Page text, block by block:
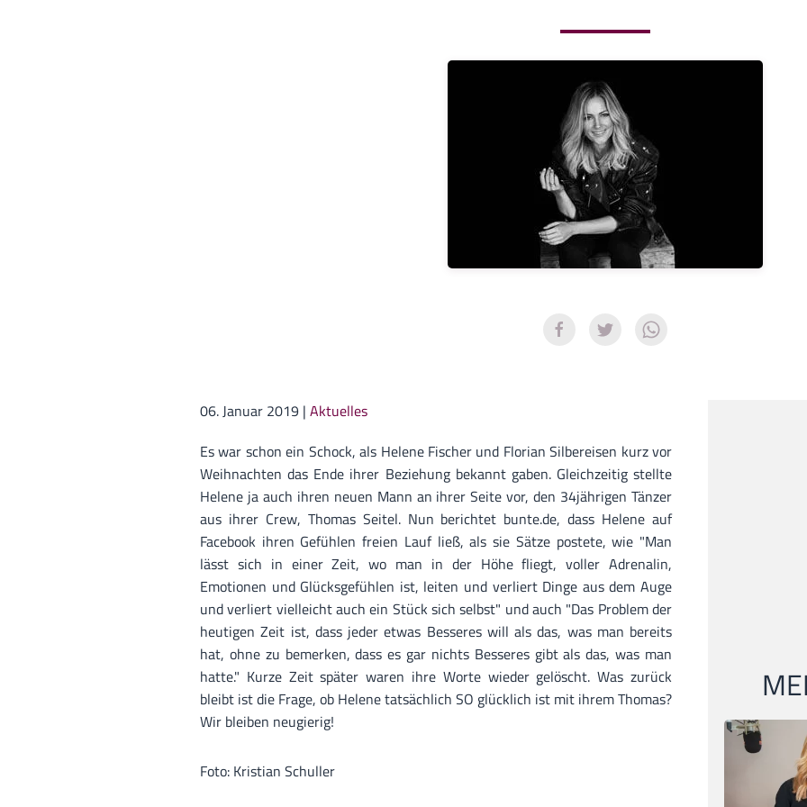
06. Januar 2019 | Aktuelles
Es war schon ein Schock, als Helene Fischer und Florian Silbereisen kurz vor
Weihnachten das Ende ihrer Beziehung bekannt gaben. Gleichzeitig stellte
Helene ja auch ihren neuen Mann an ihrer Seite vor, den 34jährigen Tänzer
aus ihrer Crew, Thomas Seitel. Nun berichtet bunte.de, dass Helene auf
Facebook ihren Gefühlen freien Lauf ließ, als sie Sätze postete, wie "Man
lässt sich in einer Zeit, wo man in der Höhe fliegt, voller Adrenalin,
Emotionen und Glücksgefühlen ist, leiten und verliert Dinge aus dem Auge
und verliert vielleicht auch ein Stück sich selbst" und auch "Das Problem der
heutigen Zeit ist, dass jeder etwas Besseres will als das, was man bereits
hat, ohne zu bemerken, dass es gar nichts Besseres gibt als das, was man
hatte." Kurze Zeit später waren ihre Worte wieder gelöscht. Was zurück
bleibt ist die Frage, ob Helene tatsächlich SO glücklich ist mit ihrem Thomas?
Wir bleiben neugierig!
Foto: Kristian Schuller